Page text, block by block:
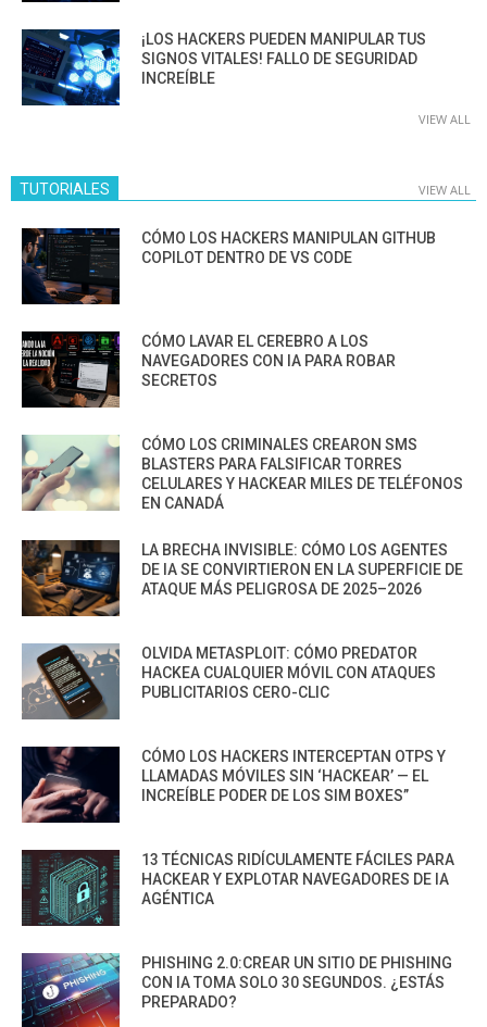
¡LOS HACKERS PUEDEN MANIPULAR TUS
SIGNOS VITALES! FALLO DE SEGURIDAD
INCREÍBLE
VIEW ALL
TUTORIALES VIEW ALL
CÓMO LOS HACKERS MANIPULAN GITHUB
COPILOT DENTRO DE VS CODE
CÓMO LAVAR EL CEREBRO A LOS
NAVEGADORES CON IA PARA ROBAR
SECRETOS
CÓMO LOS CRIMINALES CREARON SMS
BLASTERS PARA FALSIFICAR TORRES
CELULARES Y HACKEAR MILES DE TELÉFONOS
EN CANADÁ
LA BRECHA INVISIBLE: CÓMO LOS AGENTES
DE IA SE CONVIRTIERON EN LA SUPERFICIE DE
ATAQUE MÁS PELIGROSA DE 2025–2026
OLVIDA METASPLOIT: CÓMO PREDATOR
HACKEA CUALQUIER MÓVIL CON ATAQUES
PUBLICITARIOS CERO-CLIC
CÓMO LOS HACKERS INTERCEPTAN OTPS Y
LLAMADAS MÓVILES SIN ‘HACKEAR’ — EL
INCREÍBLE PODER DE LOS SIM BOXES”
13 TÉCNICAS RIDÍCULAMENTE FÁCILES PARA
HACKEAR Y EXPLOTAR NAVEGADORES DE IA
AGÉNTICA
PHISHING 2.0:CREAR UN SITIO DE PHISHING
CON IA TOMA SOLO 30 SEGUNDOS. ¿ESTÁS
PREPARADO?